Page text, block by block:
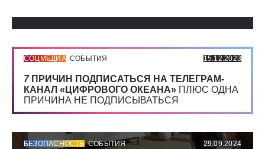
СОЦМЕДИА СОБЫТИЯ 15.12.2023
7 ПРИЧИН ПОДПИСАТЬСЯ НА ТЕЛЕГРАМ-
КАНАЛ «ЦИФРОВОГО ОКЕАНА» ПЛЮС ОДНА
ПРИЧИНА НЕ ПОДПИСЫВАТЬСЯ
БЕЗОПАСНОСТЬ СОБЫТИЯ 29.09.2024